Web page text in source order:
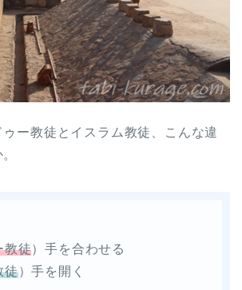
ー教徒とイスラム教徒、こんな違
教徒）手を合わせる
徒）手を開く